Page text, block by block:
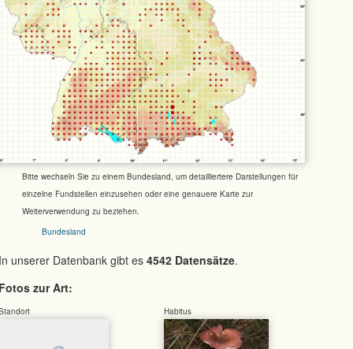
Bitte wechseln Sie zu einem Bundesland, um detailliertere Darstellungen für
einzelne Fundstellen einzusehen oder eine genauere Karte zur
Weiterverwendung zu beziehen.
Bundesland
unserer Datenbank gibt es 4542 Datensätze.
zur Art:
Habitus